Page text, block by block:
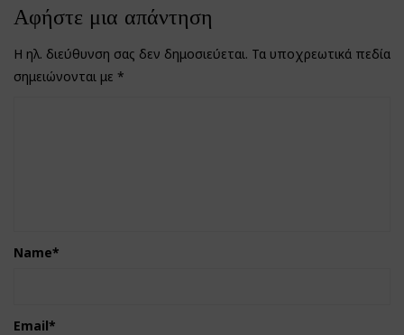
Αφήστε μια απάντηση
Η ηλ. διεύθυνση σας δεν δημοσιεύεται. Τα υποχρεωτικά πεδία
σημειώνονται με *
Name*
Email*